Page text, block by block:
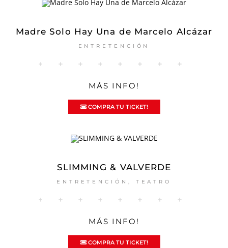
Madre Solo Hay Una de Marcelo Alcázar
ENTRETENCIÓN
MÁS INFO!
COMPRA TU TICKET!
SLIMMING & VALVERDE
ENTRETENCIÓN TEATRO
MÁS INFO!
COMPRA TU TICKET!